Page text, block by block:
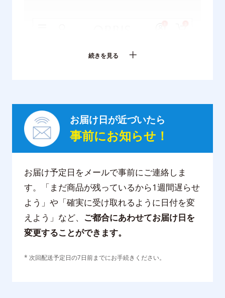
続きを見る
お届け日が近づいたら
事前にお知らせ！
お届け予定日をメールで事前にご連絡しま
す。「まだ商品が残っているから1週間遅らせ
よう」や「確実に受け取れるように日付を変
えよう」など、 ご都合にあわせてお届け日を
変更することができます。
* 次回配送予定日の7日前までにお手続きください。